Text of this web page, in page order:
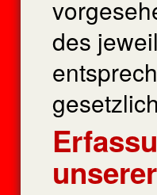
des